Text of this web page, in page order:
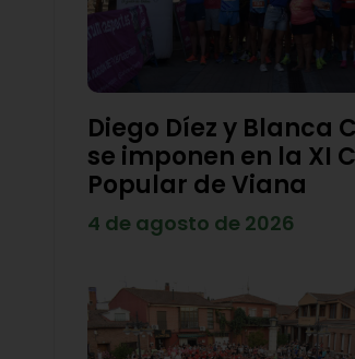
Diego Díez y Blanca
se imponen en la XI
Popular de Viana
4 de agosto de 2026